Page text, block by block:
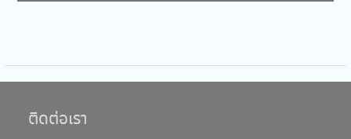
ติดต่อเรา